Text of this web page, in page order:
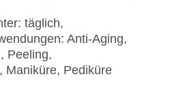
täglich,
Anti-Aging,
Peeling,
Maniküre, Pediküre